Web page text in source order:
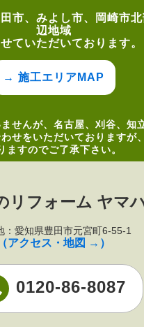
市、みよし市、岡崎市
辺地域
ていただいております。
→ 施工エリアMAP
せんが、名古屋、刈谷、知
せをいただいておりますが
ますのでご了承下さい。
リフォーム ヤマ
：愛知県豊田市元宮町6-55-1
（アクセス・地図 →）
0120-86-8087